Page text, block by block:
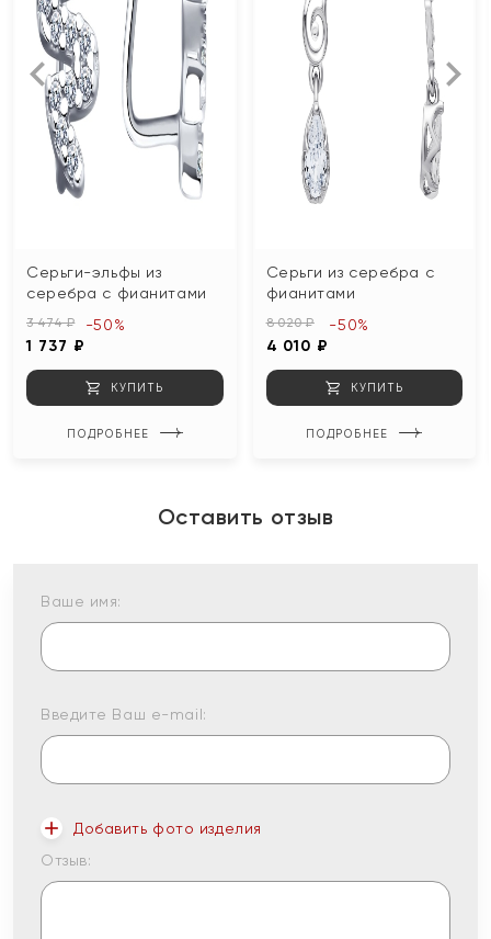
Серьги-эльфы из
серебра с фианитами
3 474 ₽
1 737 ₽
-50%
КУПИТЬ
ПОДРОБНЕЕ
Серьги из серебра с
фианитами
8 020 ₽
4 010 ₽
-50%
КУПИТЬ
ПОДРОБНЕЕ
Оставить отзыв
Ваше имя:
Введите Ваш e-mail:
Добавить фото изделия
Отзыв: